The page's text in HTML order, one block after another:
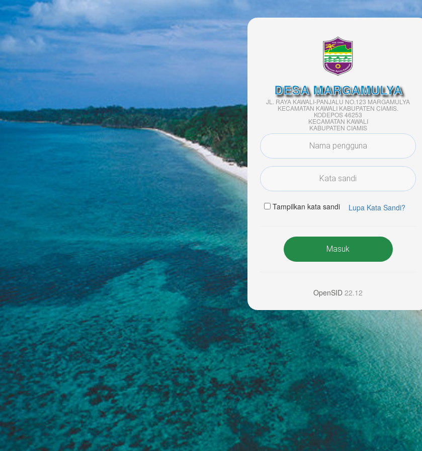
DESA MARGAMULYA
JL. RAYA KAWALI-PANJALU NO.123 MARGAMULYA
KECAMATAN KAWALI KABUPATEN CIAMIS.
KODEPOS 46253
KECAMATAN KAWALI
KABUPATEN CIAMIS
Tampilkan kata sandi Lupa Kata Sandi?
Masuk
OpenSID 22.12